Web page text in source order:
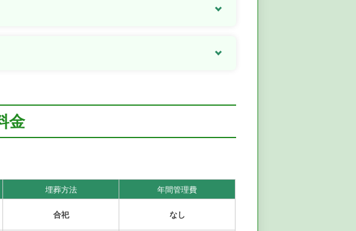
金
埋葬方法
年間管理費
合祀 なし